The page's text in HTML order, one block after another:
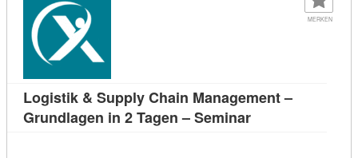
MERKEN
Logistik & Supply Chain Management –
Grundlagen in 2 Tagen – SeminarKursdetail: